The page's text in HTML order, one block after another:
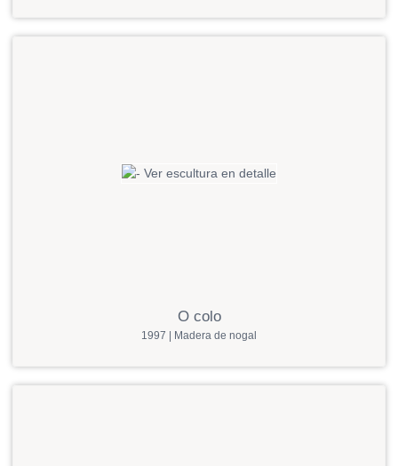
O colo
1997 | Madera de nogal